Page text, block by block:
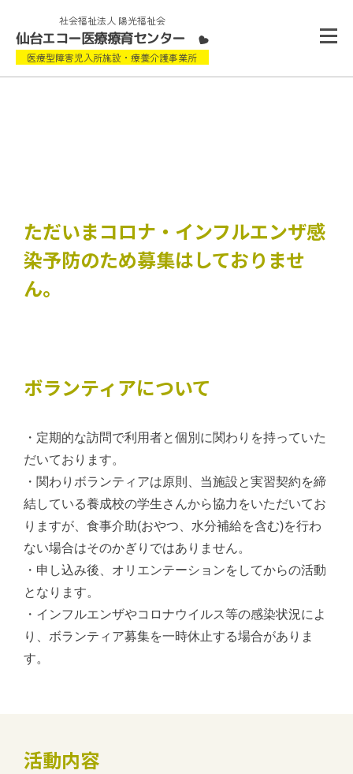
社会福祉法人 陽光福祉会
仙台エコー医療療育センター
医療型障害児入所施設・療養介護事業所
ただいまコロナ・インフルエンザ感
染予防のため募集はしておりませ
ん。
ボランティアについて
・定期的な訪問で利用者と個別に関わりを持っていた
だいております。
・関わりボランティアは原則、当施設と実習契約を締
結している養成校の学生さんから協力をいただいてお
りますが、食事介助(おやつ、水分補給を含む)を行わ
ない場合はそのかぎりではありません。
・申し込み後、オリエンテーションをしてからの活動
となります。
・インフルエンザやコロナウイルス等の感染状況によ
り、ボランティア募集を一時休止する場合がありま
す。
活動内容